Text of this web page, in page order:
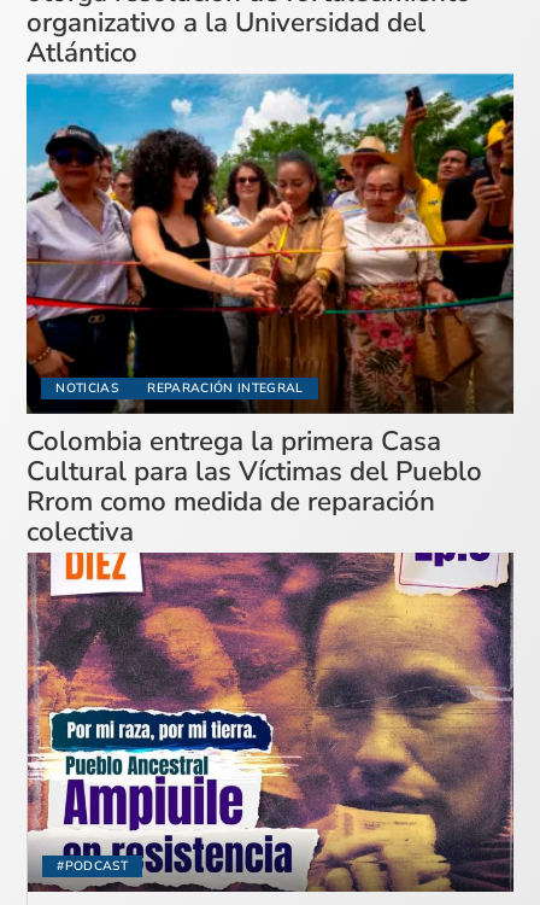
organizativo a la Universidad del
Atlántico
NOTICIAS REPARACIÓN INTEGRAL
Colombia entrega la primera Casa
Cultural para las Víctimas del Pueblo
Rrom como medida de reparación
colectiva
#PODCAST